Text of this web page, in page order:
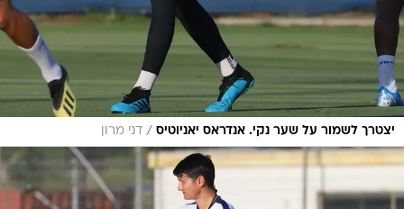
יצטרך לשמור על שער נקי. אנדראס יאניוטיס / דני מרון